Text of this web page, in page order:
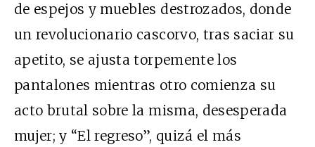
de espejos y muebles destrozados, donde
un revolucionario cascorvo, tras saciar su
apetito, se ajusta torpemente los
pantalones mientras otro comienza su
acto brutal sobre la misma, desesperada
mujer; y “El regreso”, quizá el más